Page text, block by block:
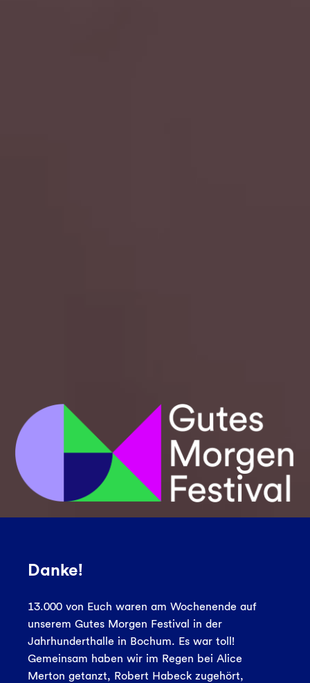
Danke!
13.000 von Euch waren am Wochenende auf
unserem Gutes Morgen Festival in der
Jahrhunderthalle in Bochum. Es war toll!
Gemeinsam haben wir im Regen bei Alice
Merton getanzt, Robert Habeck zugehört,